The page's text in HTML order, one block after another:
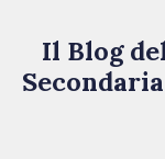
Il Blog